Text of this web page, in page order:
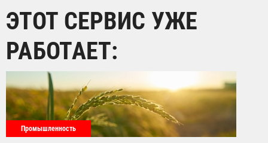
ЭТОТ СЕРВИС УЖЕ
РАБОТАЕТ:
Промышленность